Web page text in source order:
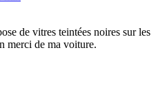
de vitres teintées noires sur les
merci de ma voiture.